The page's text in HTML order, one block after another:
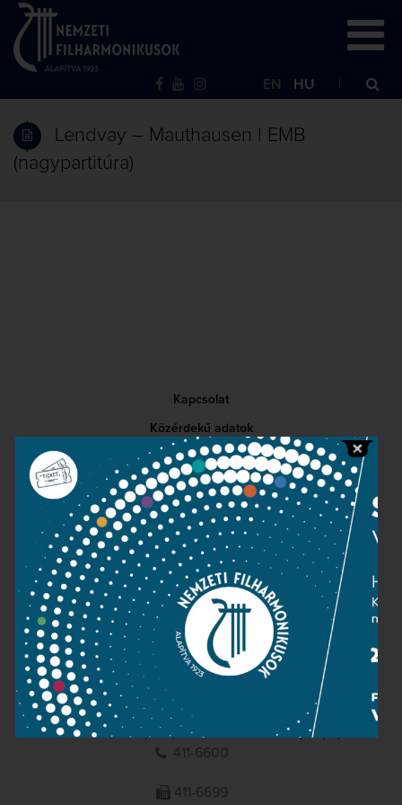
EN HU
Lendvay – Mauthausen | EMB
(nagypartitúra)
Kapcsolat
Közérdekű adatok
Sajtószoba
Adatvédelem
Impresszum
NEMZETI
FILHARMONIKUSOK
1095 Budapest, Komor Marcell u. 1. (Müpa)
411-6600
411-6699